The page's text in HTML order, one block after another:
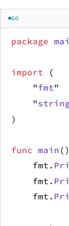
GO
package
import (
    "
fmt"
    "
)
func main
    fmt.
    fmt.
    fmt.